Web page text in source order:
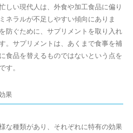
しい現代人は、外食や加工食品に偏り
ネラルが不足しやすい傾向にありま
防ぐために、サプリメントを取り入れ
。サプリメントは、あくまで食事を補
食品を替えるものではないという点を
す。
果
な種類があり、それぞれに特有の効果